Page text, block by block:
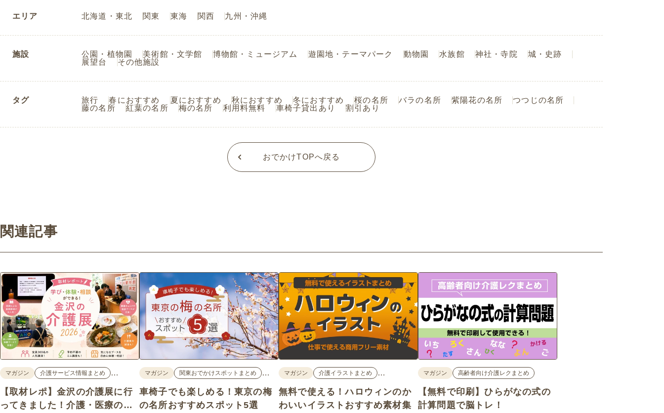
エリア 北海道・東北 関東 東海 関西 九州・沖縄
施設 公園・植物園 美術館・文学館 博物館・ミュージアム 遊園地・テーマパーク 動物園 水族館 神社・寺院
城・史跡
展望台
その他施設
タグ 旅行 春におすすめ 夏におすすめ 秋におすすめ 冬におすすめ 桜の名所 バラの名所 紫陽花の名所
つつじの名所
藤の名所
紅葉の名所 梅の名所 利用料無料 車椅子貸出あり 割引あり
おでかけTOPへ戻る
関連記事
マガジン 介護サービス情報まとめ …
【取材レポ】金沢の介護展に行
ってきました！介護・医療の学
マガジン 関東おでかけスポットまとめ …
車椅子でも楽しめる！東京の梅
の名所おすすめスポット5選
マガジン 介護イラストまとめ …
無料で使える！ハロウィンのか
わいいイラストおすすめ素材集
マガジン 高齢者向け介護レクまとめ
【無料で印刷】ひらがなの式の
計算問題で脳トレ！